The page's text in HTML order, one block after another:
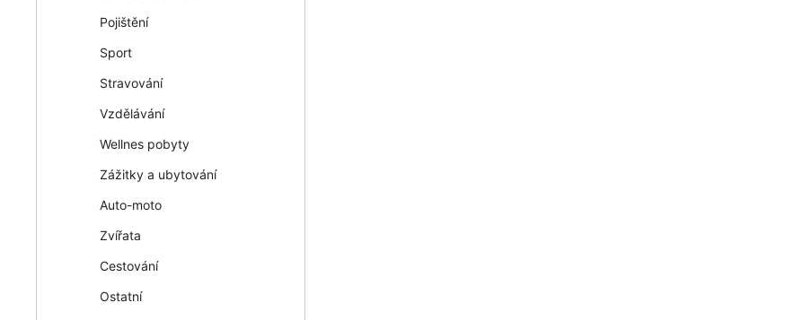
Pojištění
Sport
Stravování
Vzdělávání
Wellnes pobyty
Zážitky a ubytování
Auto-moto
Zvířata
Cestování
Ostatní